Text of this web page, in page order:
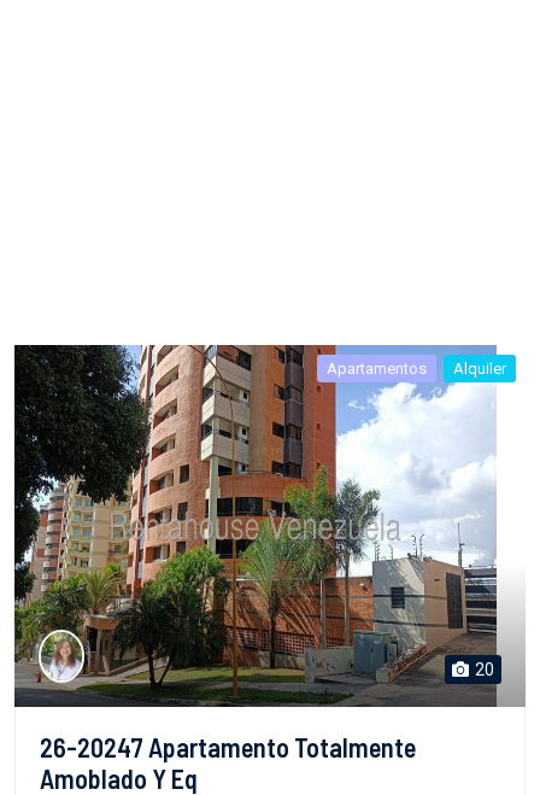
Apartamentos Alquiler
20
26-20247 Apartamento Totalmente
Amoblado Y Eq